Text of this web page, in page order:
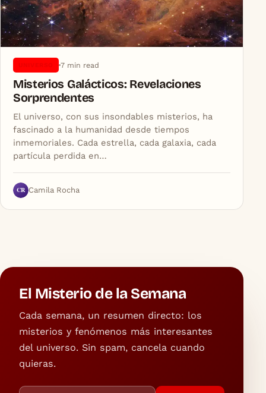
7 min read
Misterios Galácticos: Revelaciones
Sorprendentes
El universo, con sus insondables misterios, ha
fascinado a la humanidad desde tiempos
inmemoriales. Cada estrella, cada galaxia, cada
partícula perdida en…
CR Camila Rocha
El Misterio de la Semana
Cada semana, un resumen directo: los
misterios y fenómenos más interesantes
del universo. Sin spam, cancela cuando
quieras.